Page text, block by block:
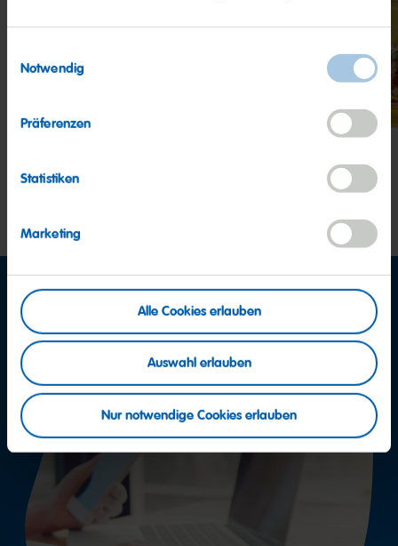
Notwendig
Präferenzen
Statistiken
Marketing
Alle Cookies erlauben
Auswahl erlauben
Nur notwendige Cookies erlauben
Goldbären
Saft